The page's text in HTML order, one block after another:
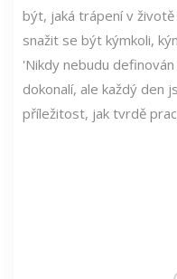
být, jaká trápení v
snažit se být kýmkoli,
'Nikdy nebudu
dokonalí, ale každý den
příležitost, jak tvrdě